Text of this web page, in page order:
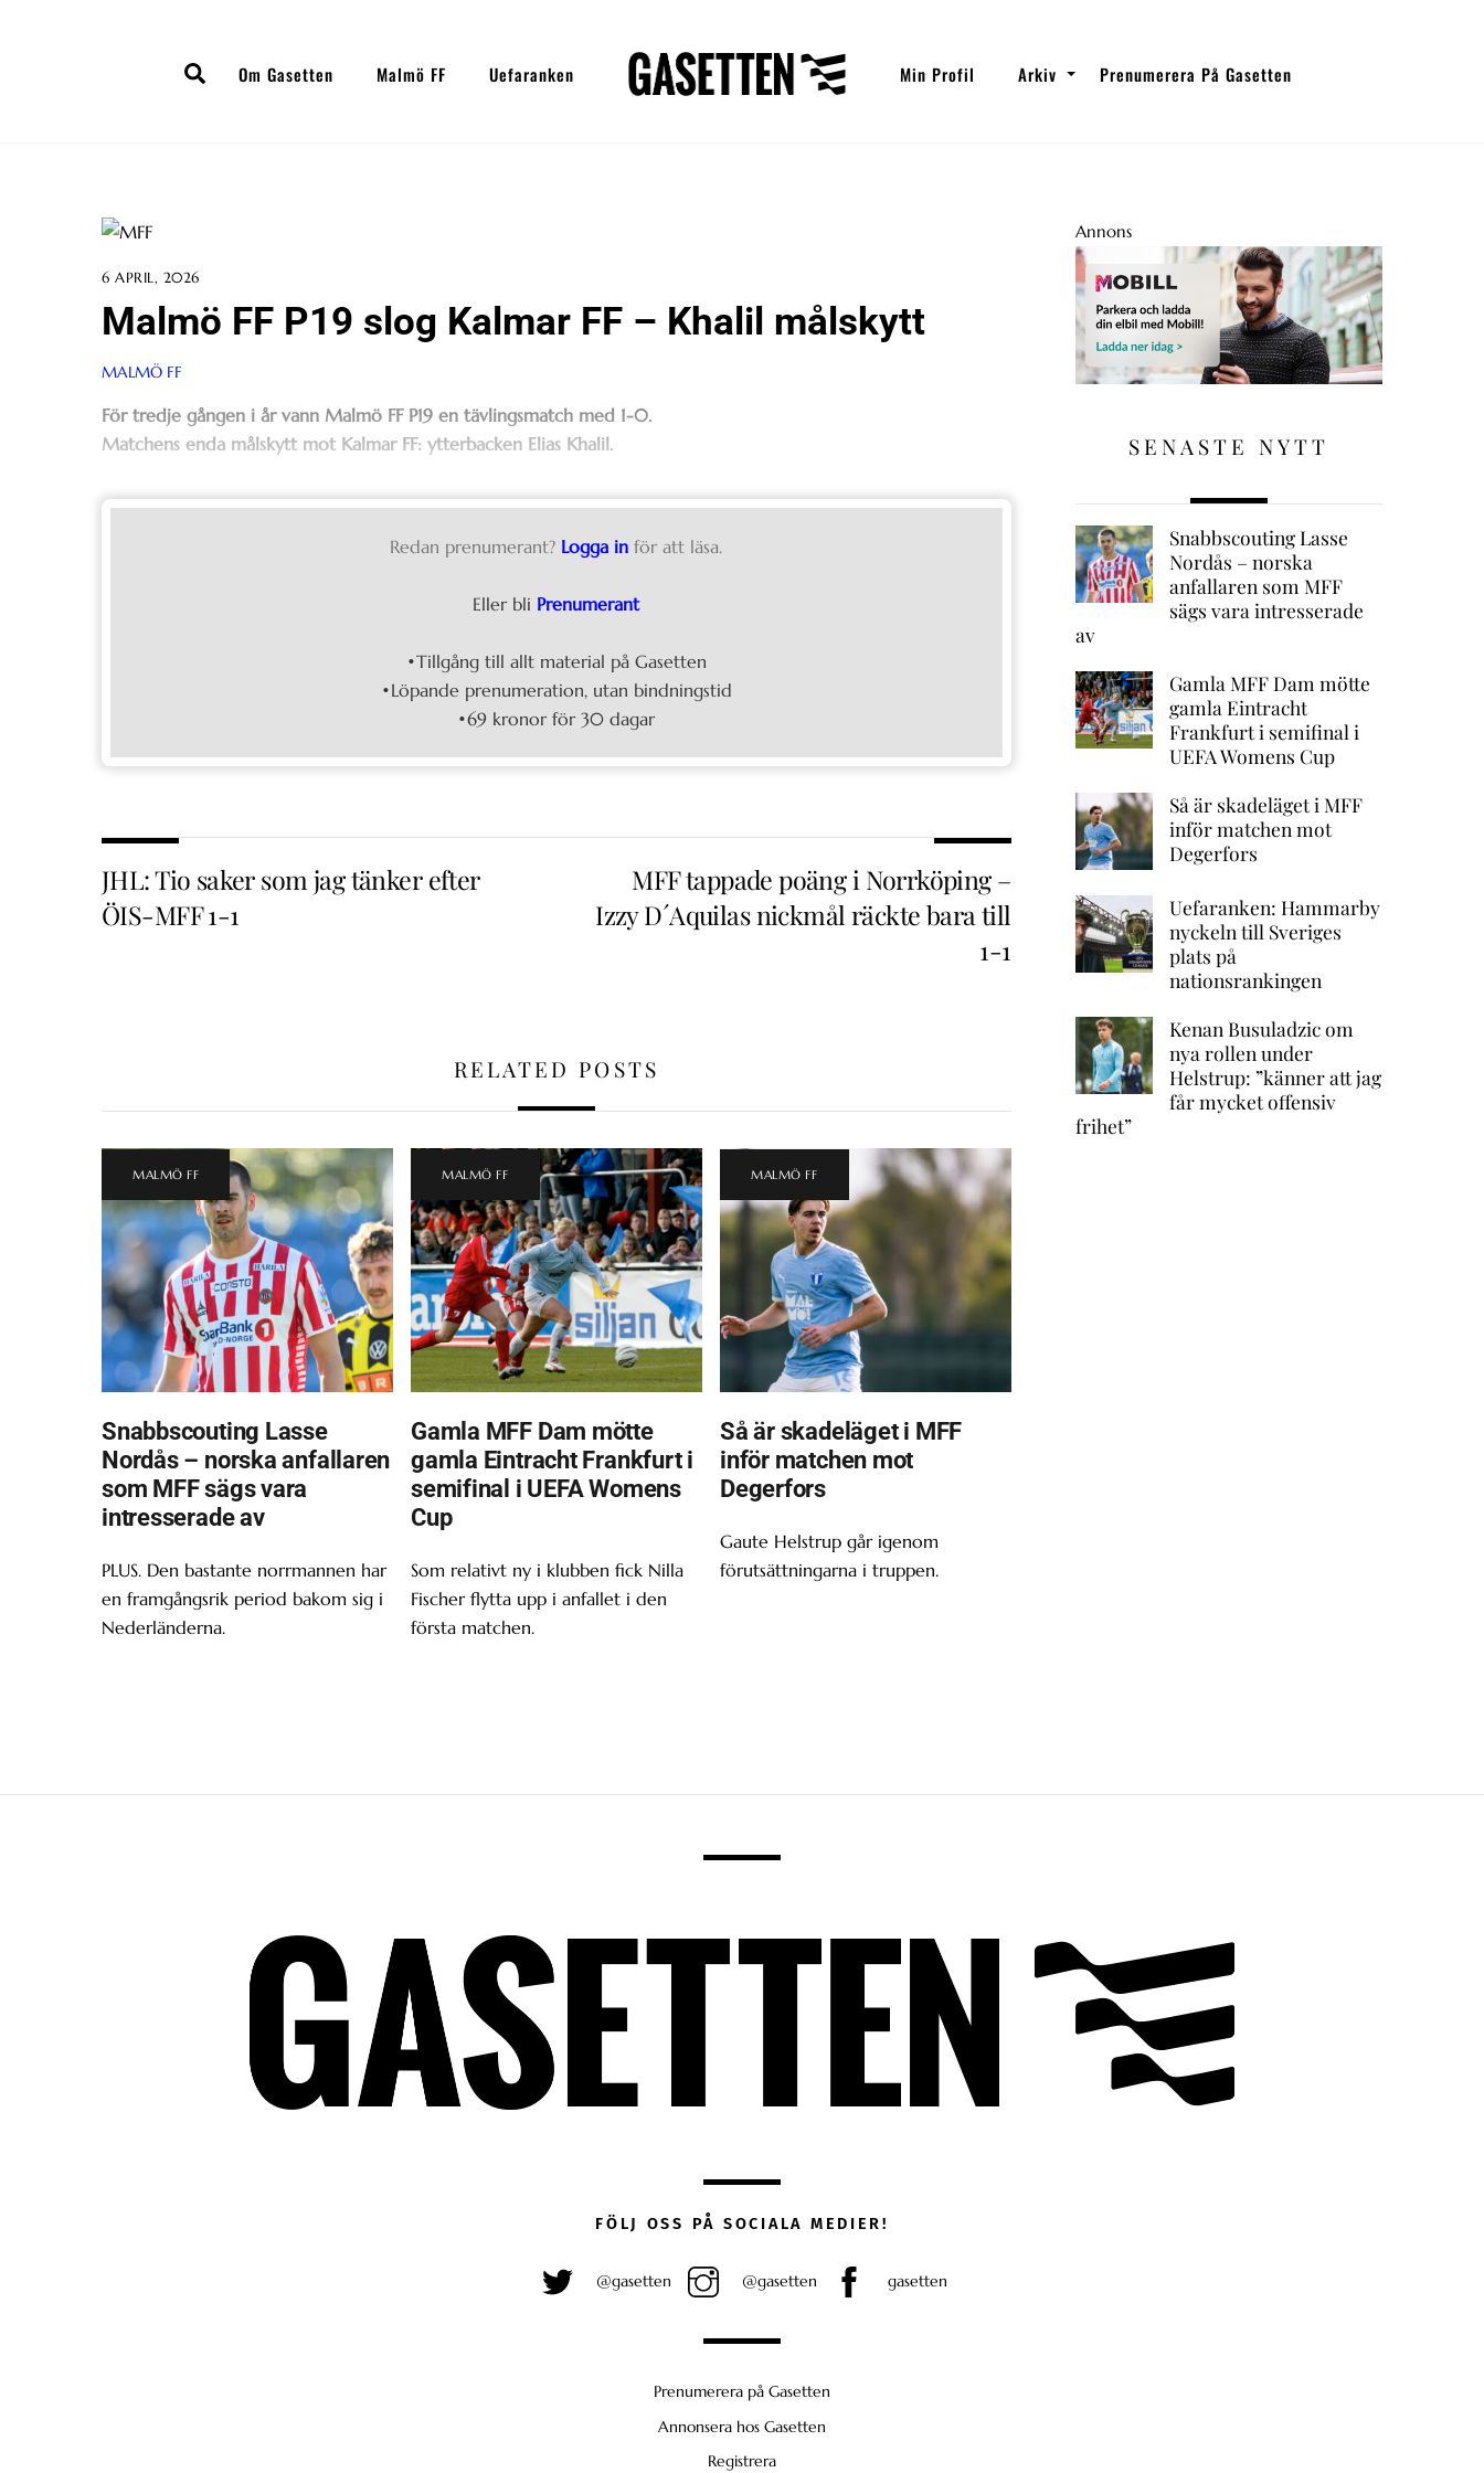
SearchOm Gasetten Malmö FF Uefaranken Min Profil Arkiv Prenumerera På Gasetten
6 APRIL, 2026
Malmö FF P19 slog Kalmar FF – Khalil målskytt
MALMÖ FF
För tredje gången i år vann Malmö FF P19 en tävlingsmatch med 1-0.
Matchens enda målskytt mot Kalmar FF: ytterbacken Elias Khalil.
Redan prenumerant? Logga in för att läsa.
Eller bli Prenumerant
•Tillgång till allt material på Gasetten
•Löpande prenumeration, utan bindningstid
•69 kronor för 30 dagar
JHL: Tio saker som jag tänker efter
ÖIS-MFF 1-1
MFF tappade poäng i Norrköping –
Izzy D´Aquilas nickmål räckte bara till
1-1
RELATED POSTS
MALMÖ FF
Snabbscouting Lasse
Nordås – norska anfallaren
som MFF sägs vara
intresserade av
PLUS. Den bastante norrmannen har
en framgångsrik period bakom sig i
Nederländerna.
MALMÖ FF
Gamla MFF Dam mötte
gamla Eintracht Frankfurt i
semifinal i UEFA Womens
Cup
Som relativt ny i klubben fick Nilla
Fischer flytta upp i anfallet i den
första matchen.
MALMÖ FF
Så är skadeläget i MFF
inför matchen mot
Degerfors
Gaute Helstrup går igenom
förutsättningarna i truppen.
Annons
SENASTE NYTT
Snabbscouting Lasse
Nordås – norska
anfallaren som MFF
sägs vara intresserade
av
Gamla MFF Dam mötte
gamla Eintracht
Frankfurt i semifinal i
UEFA Womens Cup
Så är skadeläget i MFF
inför matchen mot
Degerfors
Uefaranken: Hammarby
nyckeln till Sveriges
plats på
nationsrankingen
Kenan Busuladzic om
nya rollen under
Helstrup: ”känner att jag
får mycket offensiv
frihet”
FÖLJ OSS PÅ SOCIALA MEDIER!
@gasetten @gasetten gasetten
Prenumerera på Gasetten
Annonsera hos Gasetten
Registrera